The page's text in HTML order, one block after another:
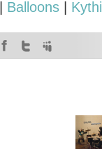
Balloons|